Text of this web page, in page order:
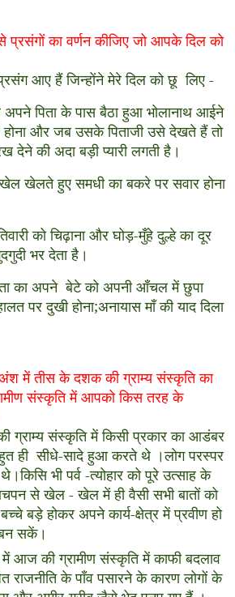
प्रसंगों का वर्णन कीजिए जो आपके दिल को
आए हैं जिन्होंने मेरे दिल को छू लिए -
अपने पिता के पास बैठा हुआ भोलानाथ आईने
और जब उसके पिताजी उसे देखते हैं तो
की अदा बड़ी प्यारी लगती है।
खेल खेलते हुए समधी का बकरे पर सवार होना
को चिढ़ाना और घोड़-मुँहे दुल्हे का दूर
भर देता है।
का अपने बेटे को अपनी आँचल में छुपा
पर दुखी होना;अनायास माँ की याद दिला
में तीस के दशक की ग्राम्य संस्कृति का
संस्कृति में आपको किस तरह के
ग्राम्य संस्कृति में किसी प्रकार का आडंबर
ही सीधे-सादे हुआ करते थे ।लोग परस्पर
भी पर्व -त्योहार को पूरे उत्साह के
से खेल -खेल में ही वैसी सभी बातों को
बड़े होकर अपने कार्य-क्षेत्र में प्रवीण हो
सकें।
आज की ग्रामीण संस्कृति में काफी बदलाव
राजनीति के पाँव पसारने के कारण लोगों के